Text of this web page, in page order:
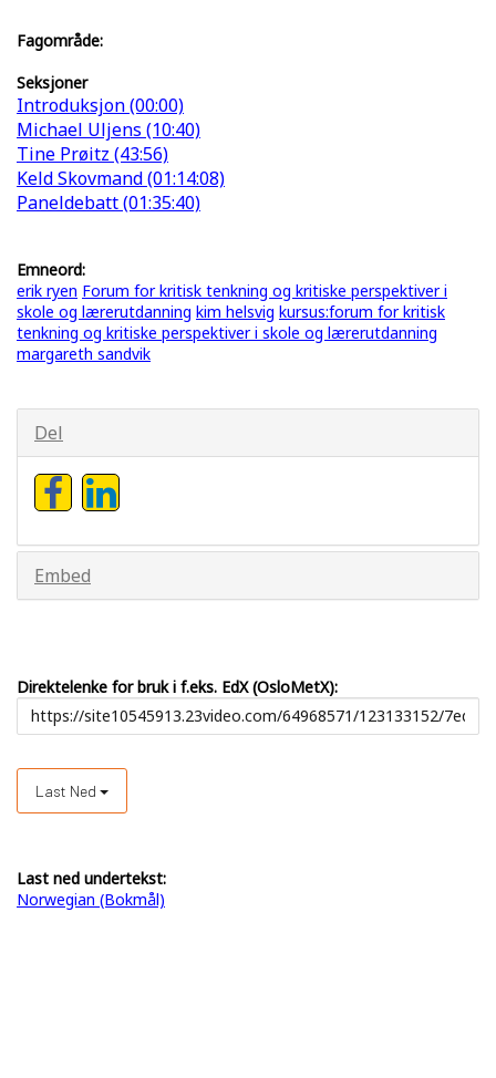
Fagområde:
Seksjoner
Introduksjon (00:00)
Michael Uljens (10:40)
Tine Prøitz (43:56)
Keld Skovmand (01:14:08)
Paneldebatt (01:35:40)
Emneord:
erik ryen Forum for kritisk tenkning og kritiske perspektiver i
skole og lærerutdanning kim helsvig kursus:forum for kritisk
tenkning og kritiske perspektiver i skole og lærerutdanning
margareth sandvik
Del
Embed
Direktelenke for bruk i f.eks. EdX (OsloMetX):
Last Ned
Last ned undertekst:
Norwegian (Bokmål)